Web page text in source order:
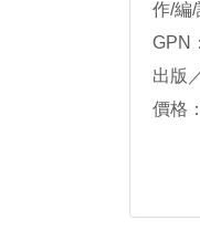
作/編
GPN
出版
價格